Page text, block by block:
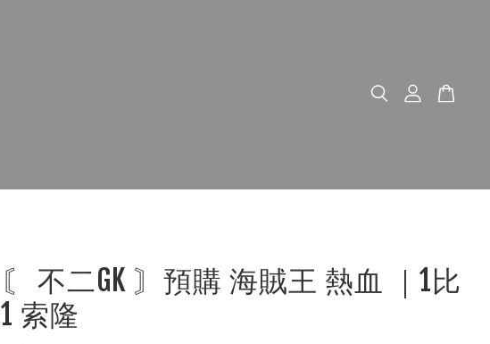
〘 不二GK 〙預購 海賊王 熱血 ｜1比
1 索隆